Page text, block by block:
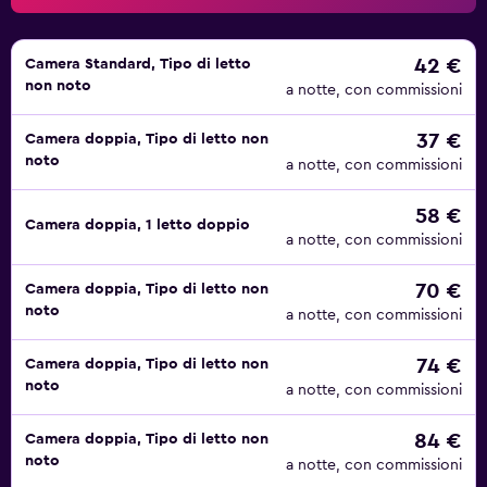
pulizia giornaliero.
L'ostello propone una colazione continentale giornaliera (a
pagamento), una caffetteria e 2 diversi bar e saloni. Il
Healthy Food, Rush Hour, Fismuler, La Cabra e DSTAgE, tra
gli altri.
negozi e da molti altri punti di interesse. La stazione della
mentre l'aeroporto Adolfo Suarez di Madrid-Barajas è
raggiungibile in 20 minuti di auto.
Camera Standard, Tipo di letto
non noto
42 €
a notte, con commissioni
Camera doppia, Tipo di letto non
noto
37 €
a notte, con commissioni
Camera doppia, 1 letto doppio 58 €
a notte, con commissioni
Camera doppia, Tipo di letto non
noto
70 €
a notte, con commissioni
Camera doppia, Tipo di letto non
noto
74 €
a notte, con commissioni
Camera doppia, Tipo di letto non
noto
84 €
a notte, con commissioni